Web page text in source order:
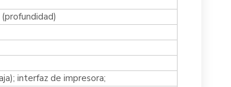
interfaz de impresora;